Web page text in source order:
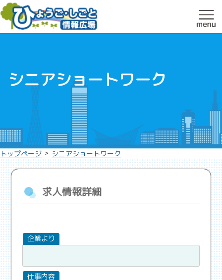
シニアショートワーク
トップページ > シニアショートワーク
求人情報詳細